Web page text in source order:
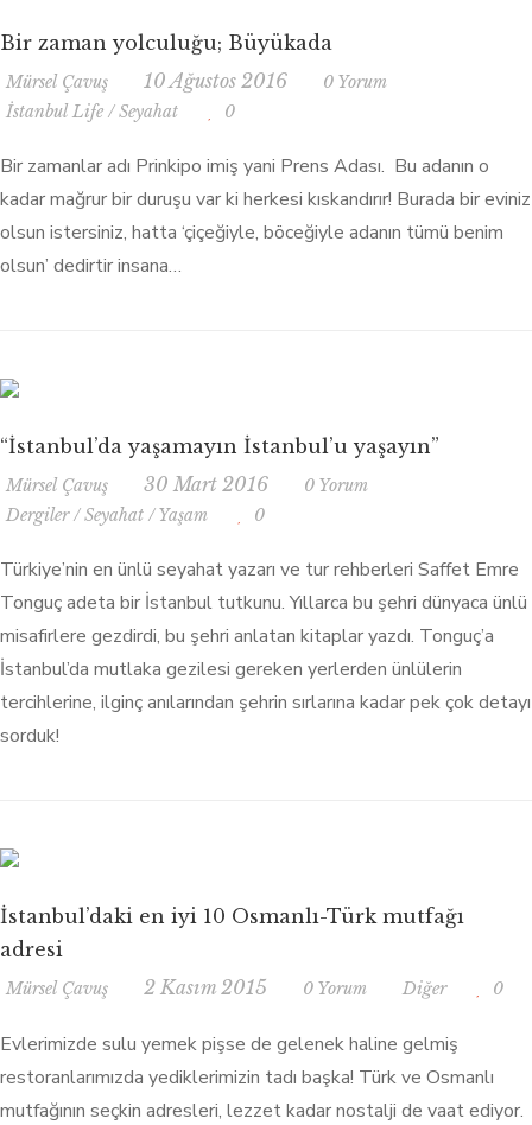
Bir zaman yolculuğu; Büyükada
Mürsel Çavuş 10 Ağustos 2016
0 Yorum
İstanbul Life /Seyahat 0
Bir zamanlar adı Prinkipo imiş yani Prens Adası. Bu adanın o
kadar mağrur bir duruşu var ki herkesi kıskandırır! Burada bir eviniz
olsun istersiniz, hatta ‘çiçeğiyle, böceğiyle adanın tümü benim
olsun’ dedirtir insana…
“İstanbul’da yaşamayın İstanbul’u yaşayın”
Mürsel Çavuş 30 Mart 2016
0 Yorum
Dergiler/Seyahat /Yaşam 0
Türkiye’nin en ünlü seyahat yazarı ve tur rehberleri Saffet Emre
Tonguç adeta bir İstanbul tutkunu. Yıllarca bu şehri dünyaca ünlü
misafirlere gezdirdi, bu şehri anlatan kitaplar yazdı. Tonguç’a
İstanbul’da mutlaka gezilesi gereken yerlerden ünlülerin
tercihlerine, ilginç anılarından şehrin sırlarına kadar pek çok detayı
sorduk!
İstanbul’daki en iyi 10 Osmanlı-Türk mutfağı
adresi
Mürsel Çavuş 2 Kasım 2015 0 Yorum Diğer 0
Evlerimizde sulu yemek pişse de gelenek haline gelmiş
restoranlarımızda yediklerimizin tadı başka! Türk ve Osmanlı
mutfağının seçkin adresleri, lezzet kadar nostalji de vaat ediyor.